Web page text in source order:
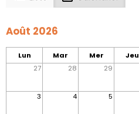
Août 2026
Lun Mar Mer Jeu
27
28 29
3 4 5